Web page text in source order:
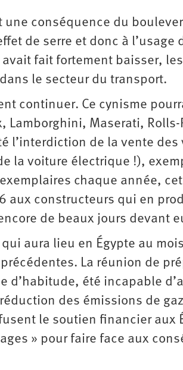
une conséquence du
de serre et donc à l’usage
fait fortement baisser,
le secteur du transport.
continuer. Ce cynisme
Lamborghini, Maserati,
l’interdiction de la vente
la voiture électrique !),
chaque année,
aux constructeurs qui en
de beaux jours devant
aura lieu en Égypte au
La réunion de
d’habitude, été incapable
des émissions de
le soutien financier aux
» pour faire face aux